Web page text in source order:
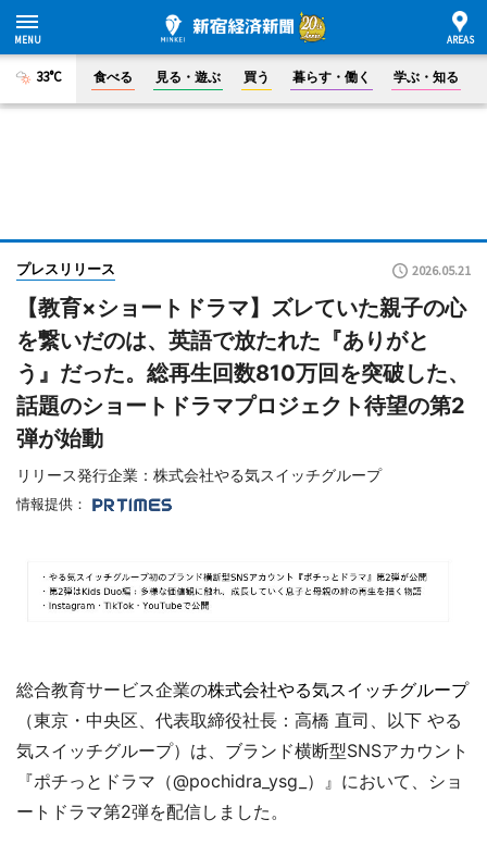
33°C 食べる 見る・遊ぶ 買う 暮らす・働く 学ぶ・知る
プレスリリース 2026.05.21
【教育×ショートドラマ】ズレていた親子の心
を繋いだのは、英語で放たれた『ありがと
う』だった。総再生回数810万回を突破した、
話題のショートドラマプロジェクト待望の第2
弾が始動
リリース発行企業：株式会社やる気スイッチグループ
情報提供：
総合教育サービス企業の株式会社やる気スイッチグループ
（東京・中央区、代表取締役社長：高橋 直司、以下 やる
気スイッチグループ）は、ブランド横断型SNSアカウント
『ポチっとドラマ（@pochidra_ysg_）』において、ショ
ートドラマ第2弾を配信しました。